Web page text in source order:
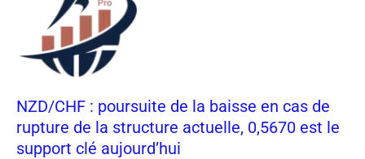
NZD/CHF : poursuite de la baisse en cas de
rupture de la structure actuelle, 0,5670 est le
support clé aujourd’hui